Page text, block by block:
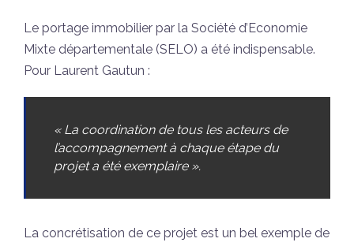
Le portage immobilier par la Société d’Economie
Mixte départementale (SELO) a été indispensable.
Pour Laurent Gautun :
« La coordination de tous les acteurs de
l’accompagnement à chaque étape du
projet a été exemplaire ».
La concrétisation de ce projet est un bel exemple de